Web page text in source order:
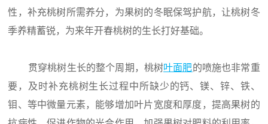
性，补充桃树所需养分，为果树的冬眠保驾护航，让桃树冬
季养精蓄锐，为来年开春桃树的生长打好基础。
贯穿桃树生长的整个周期，桃树叶面肥的喷施也非常重
要，及时补充桃树生长过程中所缺少的钙、镁、锌、铁、
钼、等中微量元素，能够增加叶片宽度和厚度，提高果树的